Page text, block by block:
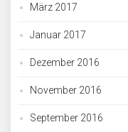
März 2017
Januar 2017
Dezember 2016
November 2016
September 2016